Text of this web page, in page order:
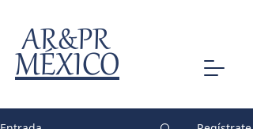
MÉXICO
AR&PR